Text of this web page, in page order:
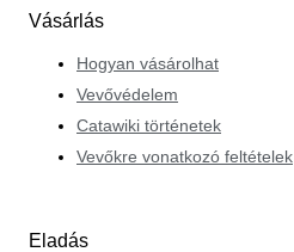
Vásárlás
Hogyan vásárolhat
Vevővédelem
Catawiki történetek
Vevőkre vonatkozó feltételek
Eladás